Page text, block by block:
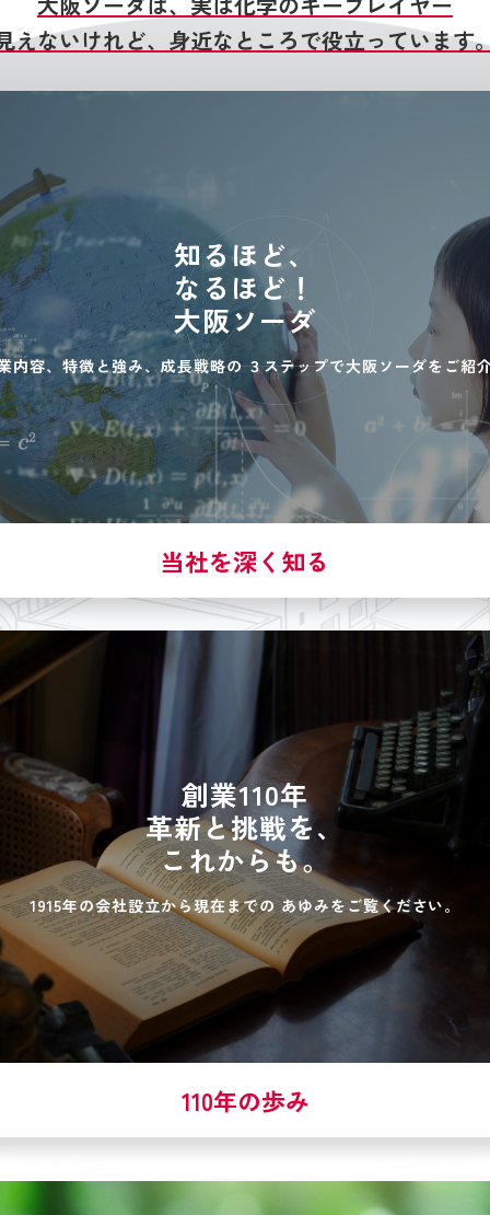
えないけれど、身近なところで役立っています
知るほど、
なるほど！
大阪ソーダ
内容、特徴と強み、成長戦略の３ステップで大阪ソーダをご紹
当社を深く知る
創業110年
革新と挑戦を、
これからも。
1915年の会社設立から現在までの あゆみをご覧ください。
110年の歩み